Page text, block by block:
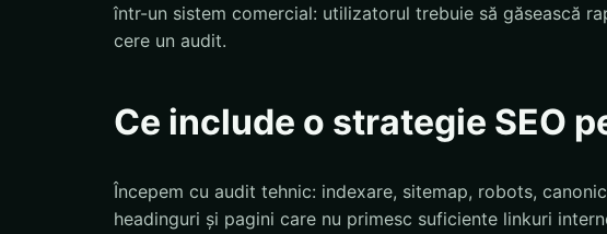
într-un sistem comercial: utilizatorul trebuie să găsească
cere un audit.
Ce include o strategie SEO
Începem cu audit tehnic: indexare, sitemap, robots,
headinguri și pagini care nu primesc suficiente linkuri